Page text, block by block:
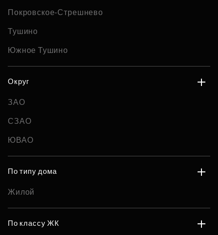
Покровское-Стрешнево
Тушино
Южное Тушино
Округ
ЗАО
СЗАО
ЮВАО
По типу дома
Жилой
По классу ЖК